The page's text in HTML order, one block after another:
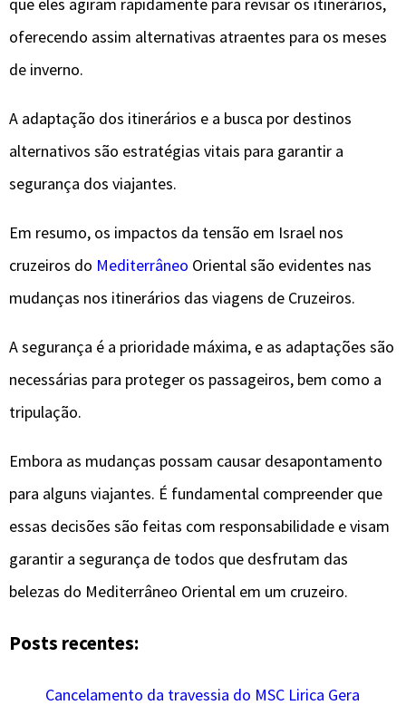
oferecendo assim alternativas atraentes para os meses
de inverno.
A adaptação dos itinerários e a busca por destinos
alternativos são estratégias vitais para garantir a
segurança dos viajantes.
Em resumo, os impactos da tensão em Israel nos
cruzeiros do Mediterrâneo Oriental são evidentes nas
mudanças nos itinerários das viagens de Cruzeiros.
A segurança é a prioridade máxima, e as adaptações são
necessárias para proteger os passageiros, bem como a
tripulação.
Embora as mudanças possam causar desapontamento
para alguns viajantes. É fundamental compreender que
essas decisões são feitas com responsabilidade e visam
garantir a segurança de todos que desfrutam das
belezas do Mediterrâneo Oriental em um cruzeiro.
Posts recentes:
Cancelamento da travessia do MSC Lirica Gera